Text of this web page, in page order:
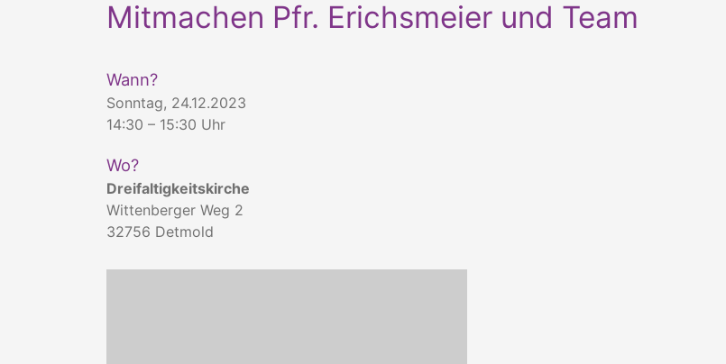
Mitmachen Pfr. Erichsmeier und Team
Wann?
Sonntag, 24.12.2023
14:30 – 15:30 Uhr
Wo?
Dreifaltigkeitskirche
Wittenberger Weg 2
32756 Detmold